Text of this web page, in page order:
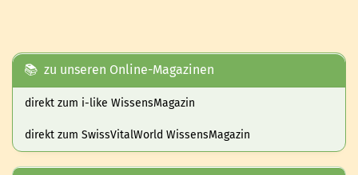
📚 zu unseren Online-Magazinen
direkt zum i-like WissensMagazin
direkt zum SwissVitalWorld WissensMagazin